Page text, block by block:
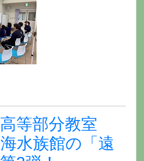
等部分教室
水族館の「遠